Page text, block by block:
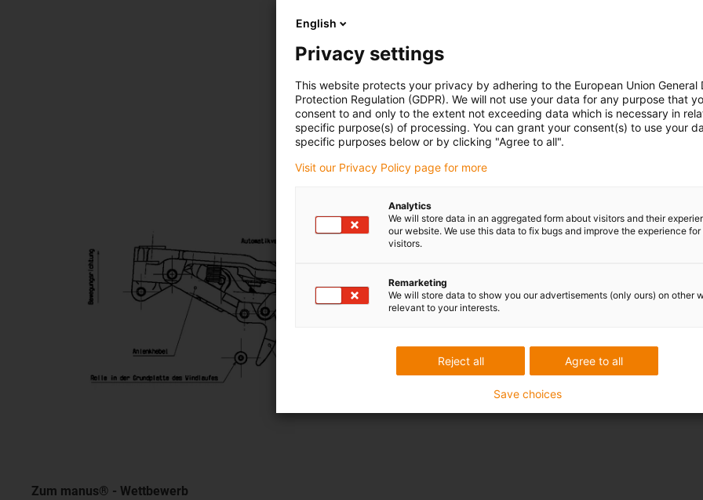
Übersicht iglidur®
Zum manus® - Wettbewerb
English
Privacy settings
This website protects your privacy by adhering to the European Union General
Protection Regulation (GDPR). We will not use your data for any purpose that
consent to and only to the extent not exceeding data which is necessary in
specific purpose(s) of processing. You can grant your consent(s) to use your
specific purposes below or by clicking "Agree to all".
Visit our Privacy Policy page for more
Analytics
We will store data in an aggregated form about visitors and their
our website. We use this data to fix bugs and improve the experience for
visitors.
Remarketing
We will store data to show you our advertisements (only ours) on other
relevant to your interests.
Agree to all
Reject all
Save choices